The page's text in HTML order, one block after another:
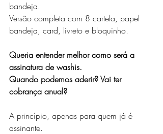
bandeja.
Versão completa com 8 cartela, papel
bandeja, card, livreto e bloquinho.
Queria entender melhor como será a
assinatura de washis.
Quando podemos aderir? Vai ter
cobrança anual?
A princípio, apenas para quem já é
assinante.